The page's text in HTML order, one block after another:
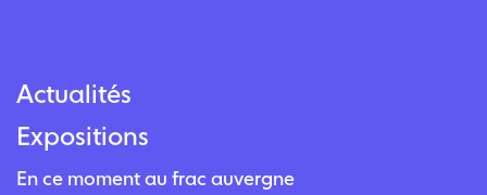
Actualités
Expositions
En ce moment au frac auvergne